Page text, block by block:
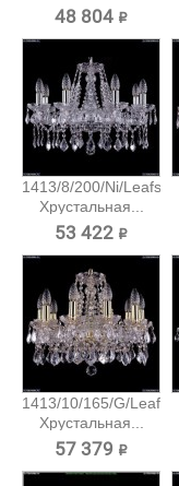
подвесная...
48 804 ₽
1413/8/200/Ni/Leafs
Хрустальная...
53 422 ₽
1413/10/165/G/Leafs
Хрустальная...
57 379 ₽